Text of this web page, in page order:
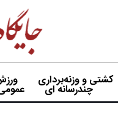
کشتی و وزنه‌برداری
چندرسانه ای